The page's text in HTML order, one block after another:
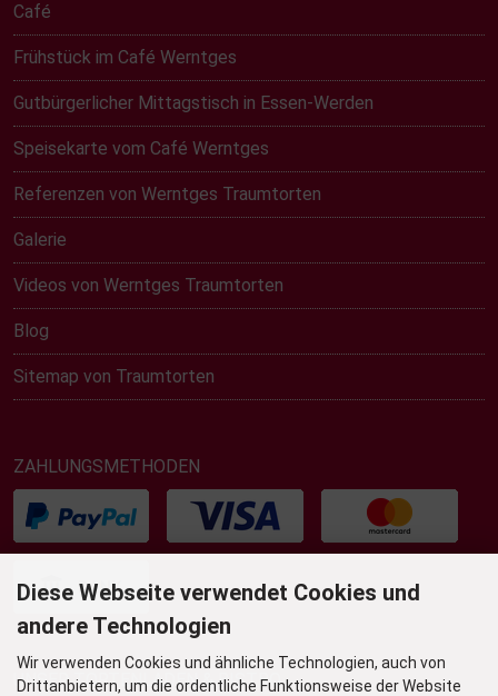
Café
Frühstück im Café Werntges
Gutbürgerlicher Mittagstisch in Essen-Werden
Speisekarte vom Café Werntges
Referenzen von Werntges Traumtorten
Galerie
Videos von Werntges Traumtorten
Blog
Sitemap von Traumtorten
ZAHLUNGSMETHODEN
UNSER TORTENLADEN & BISTRO
Diese Webseite verwendet Cookies und
andere Technologien
Wir verwenden Cookies und ähnliche Technologien, auch von
Drittanbietern, um die ordentliche Funktionsweise der Website